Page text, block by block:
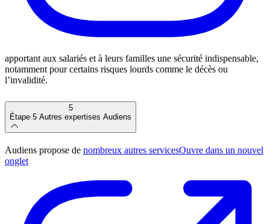
apportant aux salariés et à leurs familles une sécurité indispensable,
notamment pour certains risques lourds comme le décès ou
l’invalidité.
5
Étape 5 Autres expertises Audiens
Audiens propose de nombreux autres servicesOuvre dans un nouvel
onglet